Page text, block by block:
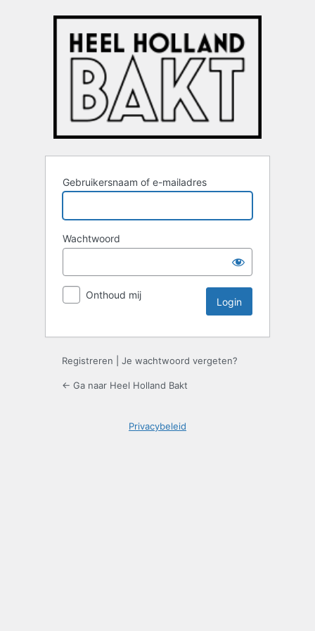
Gebruikersnaam of e-mailadres
Wachtwoord
Onthoud mij
Registreren Je wachtwoord vergeten?
← Ga naar Heel Holland Bakt
Privacybeleid